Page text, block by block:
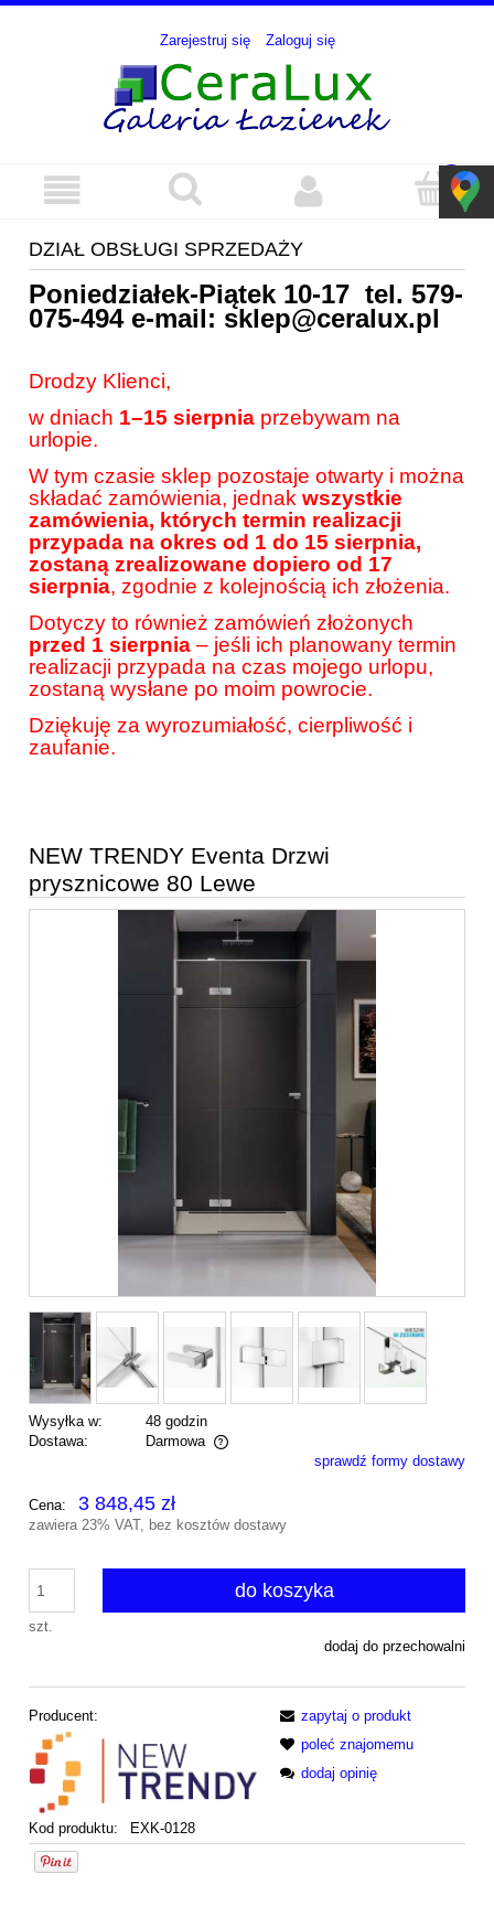
Zarejestruj się Zaloguj się
DZIAŁ OBSŁUGI SPRZEDAŻY
Poniedziałek-Piątek 10-17 tel. 579-
075-494e-mail: sklep@ceralux.pl
Drodzy Klienci,
w dniach 1–15 sierpnia przebywam na
urlopie.
W tym czasie sklep pozostaje otwarty i można
składać zamówienia, jednak wszystkie
zamówienia, których termin realizacji
przypada na okres od 1 do 15 sierpnia,
zostaną zrealizowane dopiero od 17
sierpnia, zgodnie z kolejnością ich złożenia.
Dotyczy to również zamówień złożonych
przed 1 sierpnia – jeśli ich planowany termin
realizacji przypada na czas mojego urlopu,
zostaną wysłane po moim powrocie.
Dziękuję za wyrozumiałość, cierpliwość i
zaufanie.
NEW TRENDY Eventa Drzwi
prysznicowe 80 Lewe
Wysyłka w:
48 godzin
Dostawa:
Darmowa
Cena nie zawiera ewentualnych kosztów płatnościsprawdź formy dostawy
Cena: 3 848,45 zł
zawiera 23% VAT, bez kosztów dostawy
szt.
do koszyka
dodaj do przechowalni
Producent:
Kod produktu: EXK-0128
zapytaj o produkt
poleć znajomemu
dodaj opinię